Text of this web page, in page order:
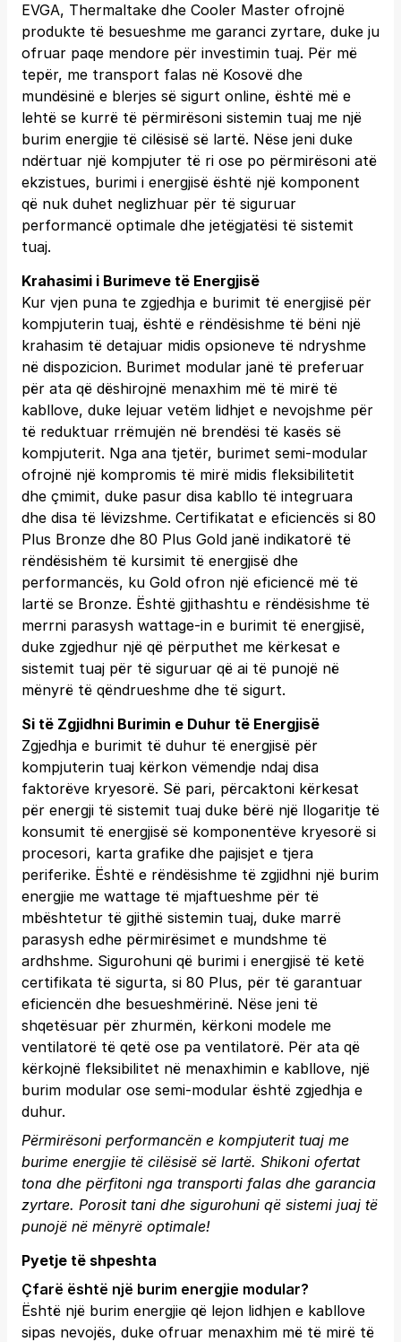
EVGA, Thermaltake dhe Cooler Master ofrojnë
produkte të besueshme me garanci zyrtare, duke ju
ofruar paqe mendore për investimin tuaj. Për më
tepër, me transport falas në Kosovë dhe
mundësinë e blerjes së sigurt online, është më e
lehtë se kurrë të përmirësoni sistemin tuaj me një
burim energjie të cilësisë së lartë. Nëse jeni duke
ndërtuar një kompjuter të ri ose po përmirësoni atë
ekzistues, burimi i energjisë është një komponent
që nuk duhet neglizhuar për të siguruar
performancë optimale dhe jetëgjatësi të sistemit
tuaj.
Krahasimi i Burimeve të Energjisë
Kur vjen puna te zgjedhja e burimit të energjisë për
kompjuterin tuaj, është e rëndësishme të bëni një
krahasim të detajuar midis opsioneve të ndryshme
në dispozicion. Burimet modular janë të preferuar
për ata që dëshirojnë menaxhim më të mirë të
kabllove, duke lejuar vetëm lidhjet e nevojshme për
të reduktuar rrëmujën në brendësi të kasës së
kompjuterit. Nga ana tjetër, burimet semi-modular
ofrojnë një kompromis të mirë midis fleksibilitetit
dhe çmimit, duke pasur disa kabllo të integruara
dhe disa të lëvizshme. Certifikatat e eficiencës si 80
Plus Bronze dhe 80 Plus Gold janë indikatorë të
rëndësishëm të kursimit të energjisë dhe
performancës, ku Gold ofron një eficiencë më të
lartë se Bronze. Është gjithashtu e rëndësishme të
merrni parasysh wattage-in e burimit të energjisë,
duke zgjedhur një që përputhet me kërkesat e
sistemit tuaj për të siguruar që ai të punojë në
mënyrë të qëndrueshme dhe të sigurt.
Si të Zgjidhni Burimin e Duhur të Energjisë
Zgjedhja e burimit të duhur të energjisë për
kompjuterin tuaj kërkon vëmendje ndaj disa
faktorëve kryesorë. Së pari, përcaktoni kërkesat
për energji të sistemit tuaj duke bërë një llogaritje të
konsumit të energjisë së komponentëve kryesorë si
procesori, karta grafike dhe pajisjet e tjera
periferike. Është e rëndësishme të zgjidhni një burim
energjie me wattage të mjaftueshme për të
mbështetur të gjithë sistemin tuaj, duke marrë
parasysh edhe përmirësimet e mundshme të
ardhshme. Sigurohuni që burimi i energjisë të ketë
certifikata të sigurta, si 80 Plus, për të garantuar
eficiencën dhe besueshmërinë. Nëse jeni të
shqetësuar për zhurmën, kërkoni modele me
ventilatorë të qetë ose pa ventilatorë. Për ata që
kërkojnë fleksibilitet në menaxhimin e kabllove, një
burim modular ose semi-modular është zgjedhja e
duhur.
Përmirësoni performancën e kompjuterit tuaj me
burime energjie të cilësisë së lartë. Shikoni ofertat
tona dhe përfitoni nga transporti falas dhe garancia
zyrtare. Porosit tani dhe sigurohuni që sistemi juaj të
punojë në mënyrë optimale!
Pyetje të shpeshta
Çfarë është një burim energjie modular?
Është një burim energjie që lejon lidhjen e kabllove
sipas nevojës, duke ofruar menaxhim më të mirë të